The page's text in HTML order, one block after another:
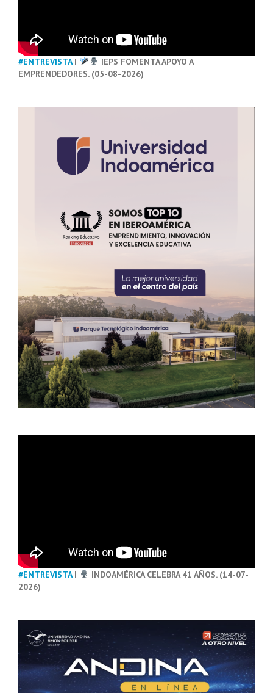
#ENTREVISTA|
IEPS FOMENTA APOYO A
EMPRENDEDORES. (05-08-2026)
#ENTREVISTA|
INDOAMÉRICA CELEBRA 41 AÑOS. (14-07-
2026)